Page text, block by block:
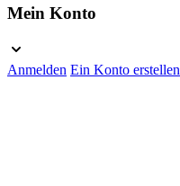
Mein Konto
Anmelden Ein Konto erstellen